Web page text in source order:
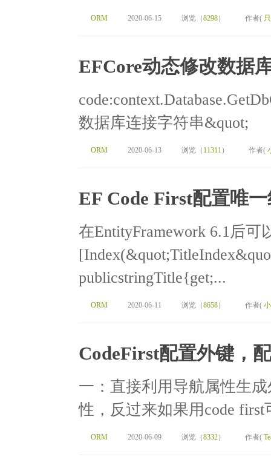
ORM 2020-06-15 浏览（8298） 作者(
EFCore动态修改数据
数据库连接字符串&quot;
ORM 2020-06-13 浏览（ 11311） 作者(
EF Code First配置唯
在EntityFramework 6.1后可
publicstringTitle{get;...
ORM 2020-06-11 浏览（8658） 作者(
CodeFirst配置外键，
一：直接利用导航属性生
性，反过来如果用code
ORM 2020-06-09 浏览（8332） 作者(